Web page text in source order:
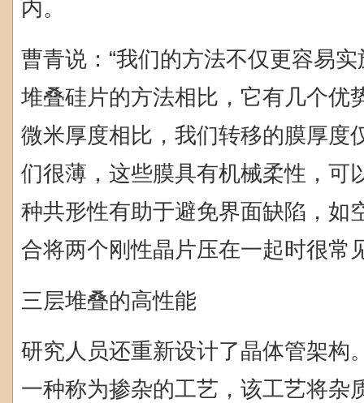
内。
曹青说：“我们的方法不仅更容易
堆叠硅片的方法相比，它有几个优
微米厚度相比，我们转移的膜厚度
们很薄，这些膜具有机械柔性，可
种共形性有助于避免界面缺陷，如
合将两个刚性晶片压在一起时很常
三层堆叠的高性能
研究人员还重新设计了晶体管架构
一种称为掺杂的工艺，该工艺将杂